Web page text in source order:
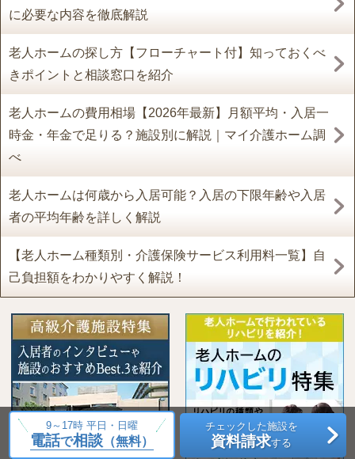
9～17時 平日・日曜
電話で相談（無料）
チェックした施設を
資料請求する
に必要な内容を徹底解説
老人ホームの探し方【フローチャート付】知っておくべ
きポイントと相談窓口を紹介
老人ホームの費用相場【2026年最新】月額平均・入居一
時金・年金で足りる？施設別に解説｜マイ介護ホーム調
べ
老人ホームは何歳から入居可能？入居の下限年齢や入居
者の平均年齢を詳しく解説
【老人ホーム種類別・介護保険サービス利用料一覧】自
己負担額をわかりやすく解説！